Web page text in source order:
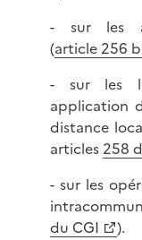
- sur les
(article 256
- sur les
application
distance
articles 258
- sur les
du CGI
).